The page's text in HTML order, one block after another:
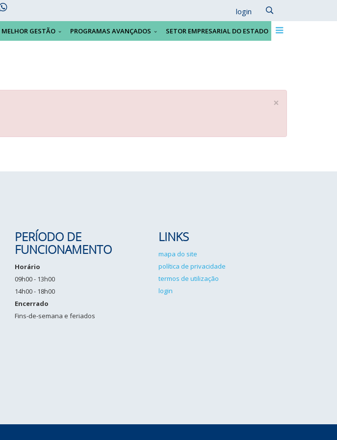
login
MELHOR GESTÃO PROGRAMAS AVANÇADOS SETOR EMPRESARIAL DO ESTADO
×
PERÍODO DE
FUNCIONAMENTO
Horário
09h00 - 13h00
14h00 - 18h00
Encerrado
Fins-de-semana e feriados
LINKS
mapa do site
política de privacidade
termos de utilização
login